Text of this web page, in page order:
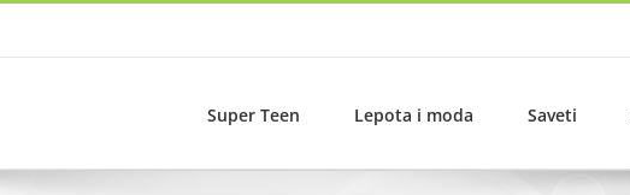
Super Teen Lepota i moda Saveti